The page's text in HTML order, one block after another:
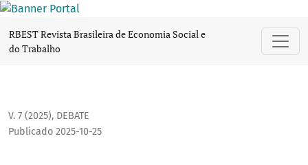
RBEST Revista Brasileira de Economia Social e
do Trabalho
V. 7 (2025), DEBATE
Publicado 2025-10-25